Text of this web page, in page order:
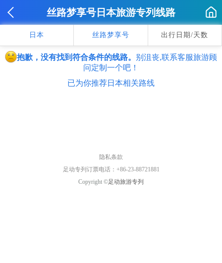
丝路梦享号日本旅游专列线路
日本 丝路梦享号 出行日期/天数
抱歉，没有找到符合条件的线路。 别沮丧,联系客服旅游顾
问定制一个吧！
已为你推荐日本相关路线
隐私条款
足动专列订票电话：+86-23-88721881
Copyright ©足动旅游专列